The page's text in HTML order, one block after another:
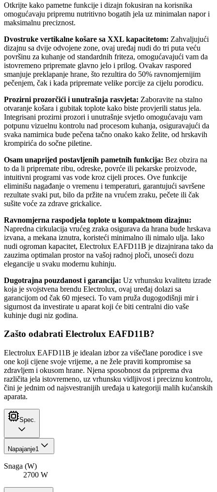
Otkrijte kako pametne funkcije i dizajn fokusiran na korisnika
omogućavaju pripremu nutritivno bogatih jela uz minimalan napor i
maksimalnu preciznost.
Dvostruke vertikalne košare sa XXL kapacitetom: Zahvaljujući
dizajnu sa dvije odvojene zone, ovaj uređaj nudi do tri puta veću
površinu za kuhanje od standardnih friteza, omogućavajući vam da
istovremeno pripremate glavno jelo i prilog. Ovakav raspored
smanjuje preklapanje hrane, što rezultira do 50% ravnomjernijim
pečenjem, čak i kada pripremate velike porcije za cijelu porodicu.
Prozirni prozorčići i unutrašnja rasvjeta: Zaboravite na stalno
otvaranje košara i gubitak toplote kako biste provjerili status jela.
Integrisani prozirni prozori i unutrašnje svjetlo omogućavaju vam
potpunu vizuelnu kontrolu nad procesom kuhanja, osiguravajući da
svaka namirnica bude pečena tačno onako kako želite, od hrskavih
krompirića do sočne piletine.
Osam unaprijed postavljenih pametnih funkcija: Bez obzira na
to da li pripremate ribu, odreske, povrće ili pekarske proizvode,
intuitivni programi vas vode kroz cijeli proces. Ove funkcije
eliminišu nagađanje o vremenu i temperaturi, garantujući savršene
rezultate svaki put, bilo da pržite na vrućem zraku, pečete ili čak
sušite voće za zdrave grickalice.
Ravnomjerna raspodjela toplote u kompaktnom dizajnu:
Napredna cirkulacija vrućeg zraka osigurava da hrana bude hrskava
izvana, a mekana iznutra, koristeći minimalno ili nimalo ulja. Iako
nudi ogroman kapacitet, Electrolux EAFD11B je dizajnirana tako da
zauzima optimalan prostor na vašoj radnoj ploči, unoseći dozu
elegancije u svaku modernu kuhinju.
Dugotrajna pouzdanost i garancija: Uz vrhunsku kvalitetu izrade
koja je svojstvena brendu Electrolux, ovaj uređaj dolazi sa
garancijom od čak 60 mjeseci. To vam pruža dugogodišnji mir i
sigurnost da investirate u aparat koji će biti centralni dio vaše
kuhinje dugi niz godina.
Zašto odabrati Electrolux EAFD11B?
Electrolux EAFD11B je idealan izbor za višečlane porodice i sve
one koji cijene svoje vrijeme, a ne žele praviti kompromise sa
zdravljem i okusom hrane. Njena sposobnost da priprema dva
različita jela istovremeno, uz vrhunsku vidljivost i preciznu kontrolu,
čini je jednim od najsvestranijih uređaja u kategoriji malih kućanskih
aparata.
Spec.
Napajanje1
Snaga (W)
2700 W